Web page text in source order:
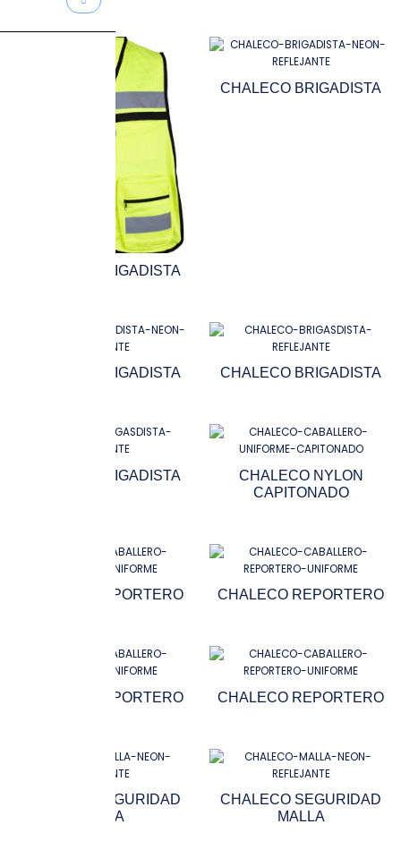
CHALECO BRIGADISTA
CHALECO BRIGADISTA
CHALECO BRIGADISTA CHALECO BRIGADISTA
CHALECO BRIGADISTA
CHALECO NYLON
CAPITONADO
CHALECO REPORTERO CHALECO REPORTERO
CHALECO REPORTERO CHALECO REPORTERO
CHALECO SEGURIDAD
MALLA
CHALECO SEGURIDAD
MALLA